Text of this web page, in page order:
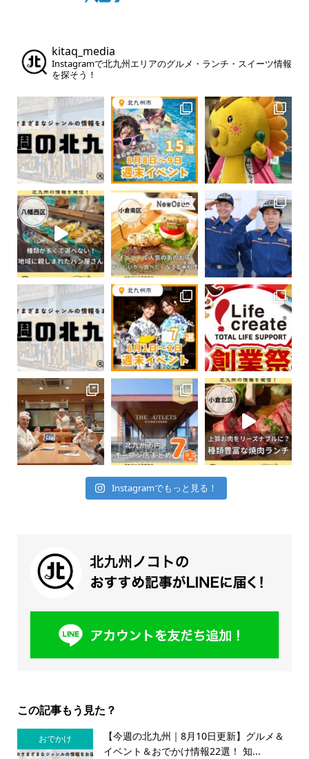
kitaq_media
Instagramで北九州エリアのグルメ・ランチ・スイーツ情報
を探そう！
Instagramでもっと見る！
この記事もう見た？
おでかけ
【今週の北九州｜8月10日更新】グルメ＆
イベント＆おでかけ情報22選！ 知...